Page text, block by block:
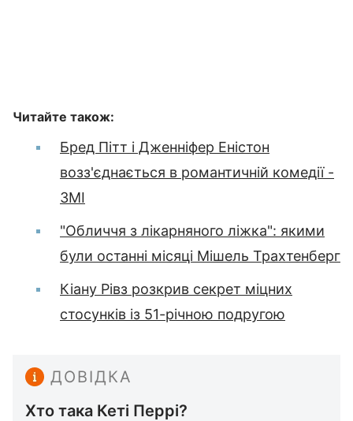
Читайте також:
Бред Пітт і Дженніфер Еністон
возз'єднається в романтичній комедії -
ЗМІ
"Обличчя з лікарняного ліжка": якими
були останні місяці Мішель Трахтенберг
Кіану Рівз розкрив секрет міцних
стосунків із 51-річною подругою
ДОВІДКА
Хто така Кеті Перрі?